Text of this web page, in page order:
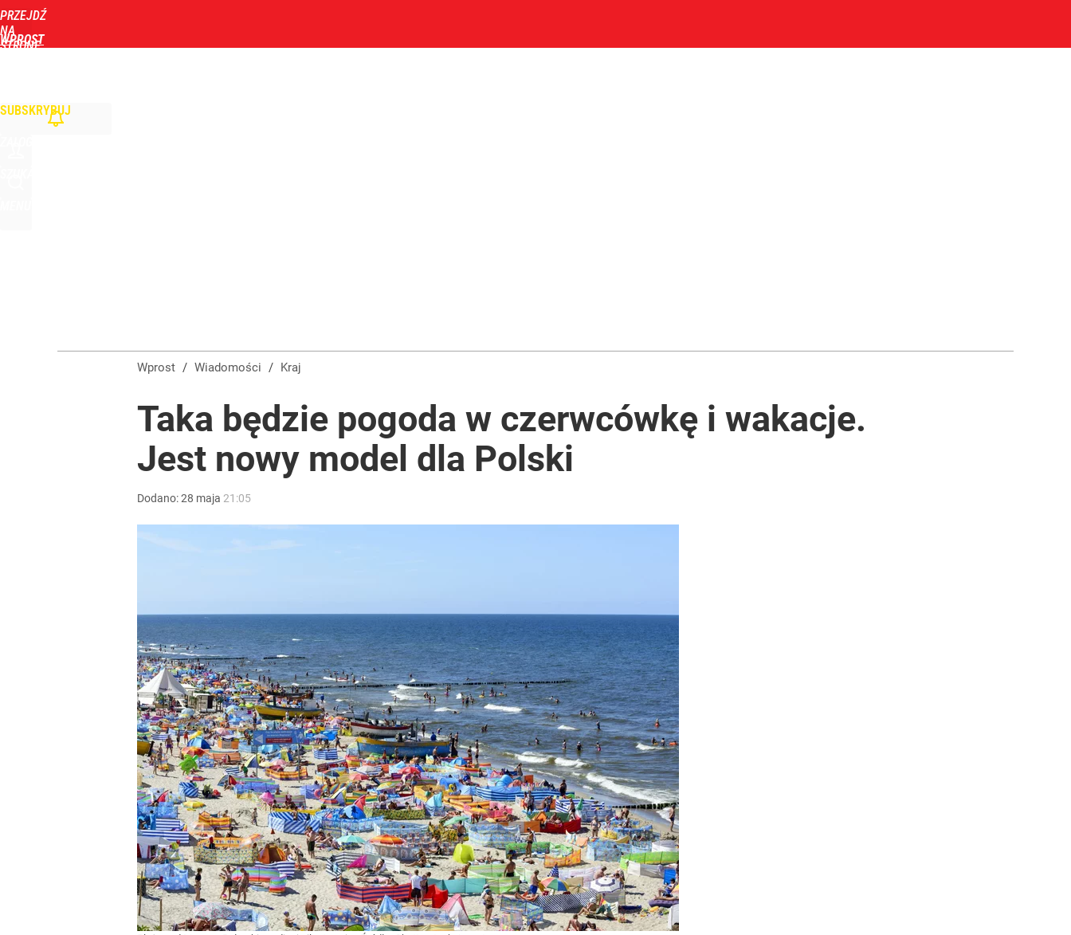
PRZEJDŹ
NA
STRONĘ
WPROST
SUBSKRYBUJ
1
Nagły zwrot ws. Ukrainy. Sytuacja zrobiła się dramatyczna
„Nie chodzi o zemstę”. Mocny apel w sprawie ofiar rzezi wołyńskiej
Wprost / Wiadomości / Kraj
Taka będzie pogoda w czerwcówkę i wakacje.
Jest nowy model dla Polski
Dodano:28 maja 21:05